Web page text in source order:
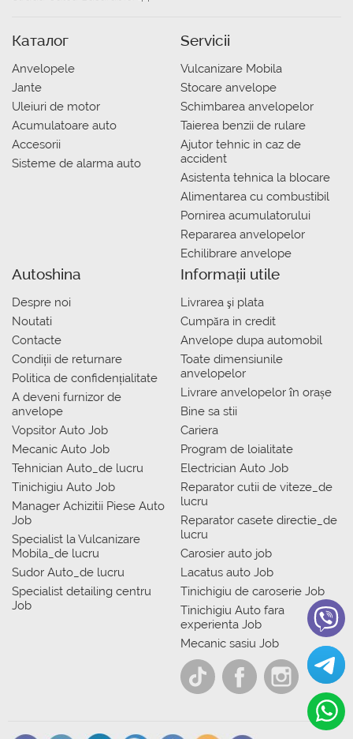
Каталог
Anvelopele
Jante
Uleiuri de motor
Acumulatoare auto
Accesorii
Sisteme de alarma auto
Servicii
Vulcanizare Mobila
Stocare anvelope
Schimbarea anvelopelor
Taierea benzii de rulare
Ajutor tehnic in caz de
accident
Asistenta tehnica la blocare
Alimentarea cu combustibil
Pornirea acumulatorului
Repararea anvelopelor
Echilibrare anvelope
Autoshina
Despre noi
Noutati
Contacte
Condiții de returnare
Politica de confidențialitate
A deveni furnizor de
anvelope
Vopsitor Auto Job
Mecanic Auto Job
Tehnician Auto_de lucru
Tinichigiu Auto Job
Manager Achizitii Piese Auto
Job
Specialist la Vulcanizare
Mobila_de lucru
Sudor Auto_de lucru
Specialist detailing centru
Job
Informații utile
Livrarea şi plata
Сumpăra in credit
Anvelope dupa automobil
Toate dimensiunile
anvelopelor
Livrare anvelopelor în orașe
Bine sa stii
Cariera
Program de loialitate
Electrician Auto Job
Reparator cutii de viteze_de
lucru
Reparator casete directie_de
lucru
Carosier auto job
Lacatus auto Job
Tinichigiu de caroserie Job
Tinichigiu Auto fara
experienta Job
Mecanic sasiu Job